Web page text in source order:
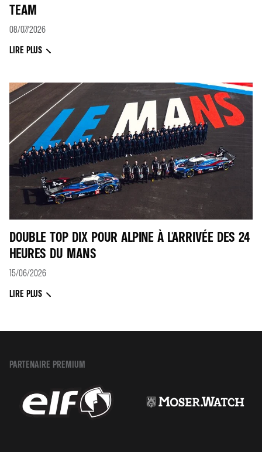
TEAM
08/07/2026
LIRE PLUS
DOUBLE TOP DIX POUR ALPINE À L'ARRIVÉE DES 24
HEURES DU MANS
15/06/2026
LIRE PLUS
PARTENAIRE PREMIUM